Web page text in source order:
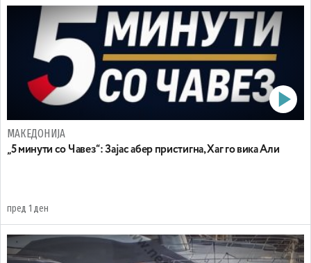
МАКЕДОНИЈА
„5 минути со Чавез“: Зајас абер пристигна, Хаг го вика Али
пред 1 ден